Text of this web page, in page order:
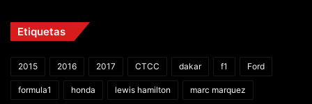
Etiquetas
2015 2016 2017 CTCC dakar f1 Ford
formula1 honda lewis hamilton marc marquez